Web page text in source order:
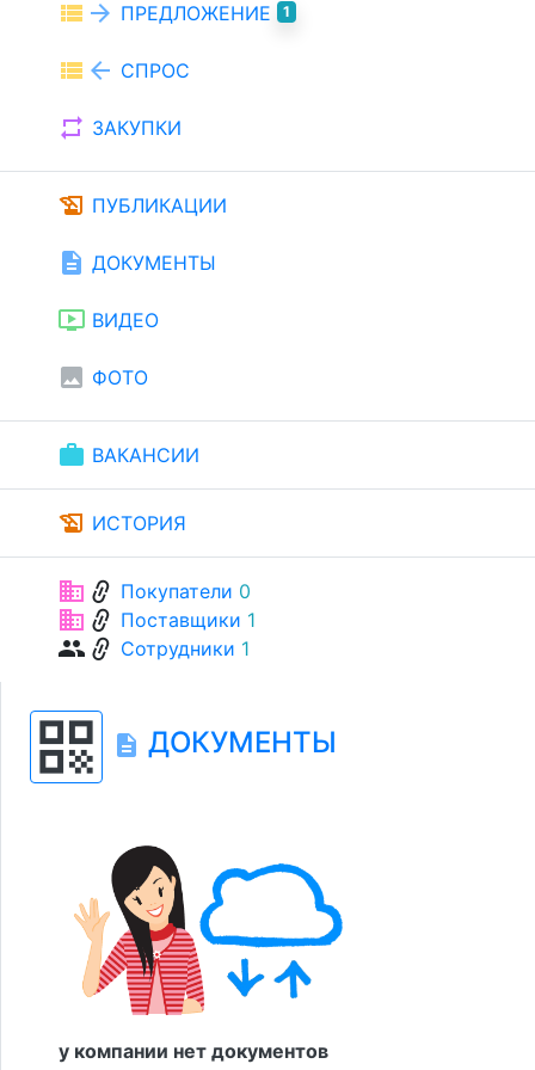
view_list arrow_forward ПРЕДЛОЖЕНИЕ 1
view_list arrow_back СПРОС
repeat ЗАКУПКИ
history_edu ПУБЛИКАЦИИ
description ДОКУМЕНТЫ
ondemand_video ВИДЕО
image ФОТО
work ВАКАНСИИ
history_edu ИСТОРИЯ
businesslink Покупатели 0
businesslink Поставщики 1
grouplink Сотрудники 1
qr_code description ДОКУМЕНТЫ
у компании нет документов